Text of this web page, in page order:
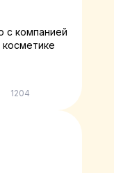
с компанией
1204